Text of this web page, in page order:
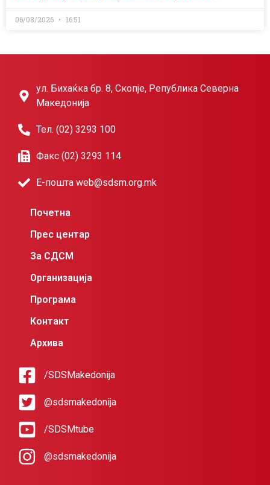
06/08/2026 16:51
ул. Бихаќка бр. 8, Скопје, Република Северна
Македонија
Тел. (02) 3293 100
Факс (02) 3293 114
Е-пошта web@sdsm.org.mk
Почетна
Прес центар
За СДСМ
Организација
Програма
Контакт
Архива
/SDSMakedonija
@sdsmakedonija
/SDSMtube
@sdsmakedonija